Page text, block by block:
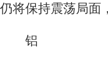
仍将保持震荡局面
铝